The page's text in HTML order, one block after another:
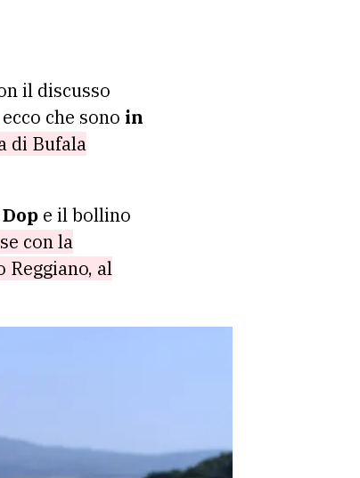
il discusso
ecco che sono in
di Bufala
e il bollino
con la
Reggiano, al